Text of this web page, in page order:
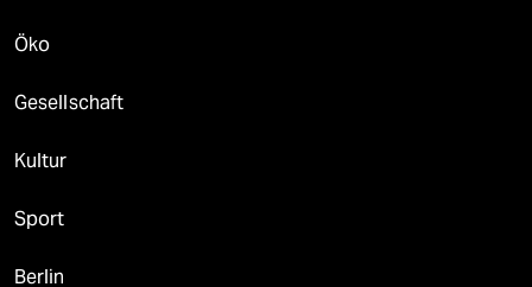
Öko
Gesellschaft
Kultur
Sport
Berlin